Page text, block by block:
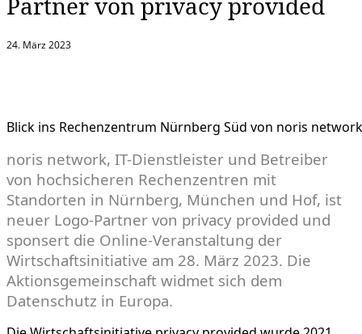
24. März 2023
Blick ins Rechenzentrum Nürnberg Süd von noris network
noris network, IT-Dienstleister und Betreiber
von hochsicheren Rechenzentren mit
Standorten in Nürnberg, München und Hof, ist
neuer Logo-Partner von privacy provided und
sponsert die Online-Veranstaltung der
Wirtschaftsinitiative am 28. März 2023. Die
Aktionsgemeinschaft widmet sich dem
Datenschutz in Europa.